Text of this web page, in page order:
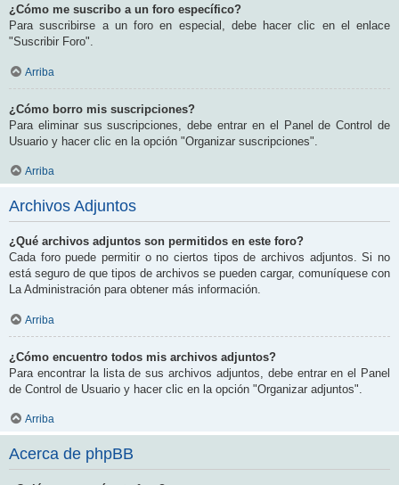
¿Cómo me suscribo a un foro específico?
Para suscribirse a un foro en especial, debe hacer clic en el enlace
"Suscribir Foro".
Arriba
¿Cómo borro mis suscripciones?
Para eliminar sus suscripciones, debe entrar en el Panel de Control de
Usuario y hacer clic en la opción "Organizar suscripciones".
Arriba
Archivos Adjuntos
¿Qué archivos adjuntos son permitidos en este foro?
Cada foro puede permitir o no ciertos tipos de archivos adjuntos. Si no
está seguro de que tipos de archivos se pueden cargar, comuníquese con
La Administración para obtener más información.
Arriba
¿Cómo encuentro todos mis archivos adjuntos?
Para encontrar la lista de sus archivos adjuntos, debe entrar en el Panel
de Control de Usuario y hacer clic en la opción "Organizar adjuntos".
Arriba
Acerca de phpBB